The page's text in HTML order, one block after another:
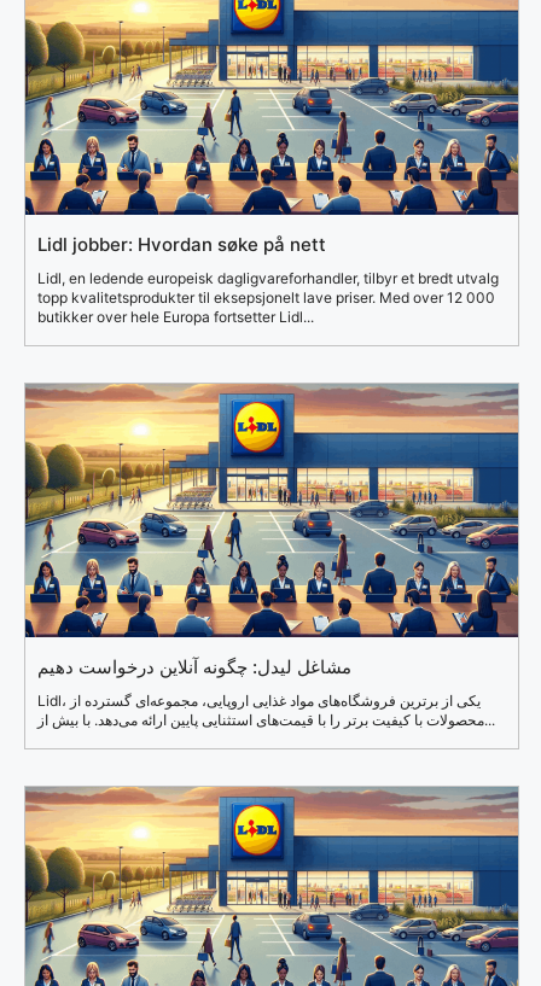
Lidl jobber: Hvordan søke på nett
Lidl, en ledende europeisk dagligvareforhandler, tilbyr et bredt utvalg
topp kvalitetsprodukter til eksepsjonelt lave priser. Med over 12 000
butikker over hele Europa fortsetter Lidl...
مشاغل لیدل: چگونه آنلاین درخواست دهیم
Lidl، یکی از برترین فروشگاه‌های مواد غذایی اروپایی، مجموعه‌ای گسترده از
محصولات با کیفیت برتر را با قیمت‌های استثنایی پایین ارائه می‌دهد. با بیش از...